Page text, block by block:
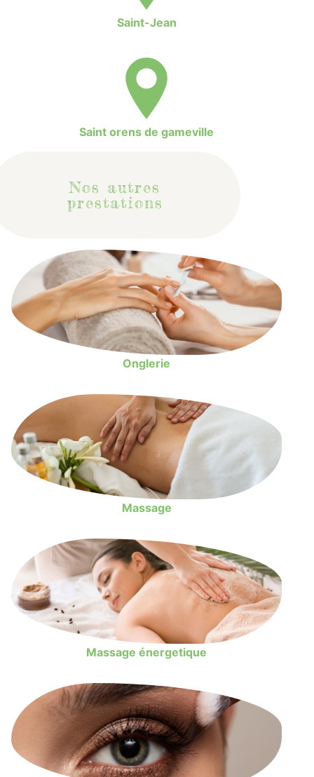
Saint-Jean
Saint orens de gameville
Nos autres
prestations
Onglerie
Massage
Massage énergetique